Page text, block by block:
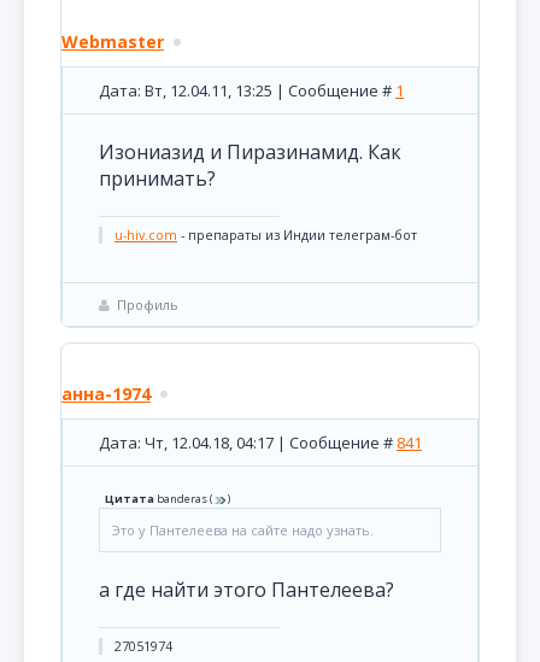
Webmaster
Дата: Вт, 12.04.11, 13:25 | Сообщение # 1
Изониазид и Пиразинамид. Как
принимать?
u-hiv.com - препараты из Индии телеграм-бот
Профиль
анна-1974
Дата: Чт, 12.04.18, 04:17 | Сообщение # 841
Цитата banderas( )
Это у Пантелеева на сайте надо узнать.
а где найти этого Пантелеева?
27051974